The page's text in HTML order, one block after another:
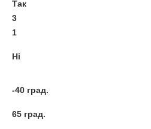
Так
3
1
Ні
-40 град.
65 град.